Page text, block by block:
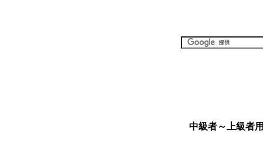
中級者～上級者